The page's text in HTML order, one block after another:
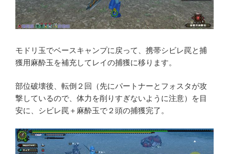
モドリ玉でベースキャンプに戻って、携帯シビレ罠と捕
獲用麻酔玉を補充してレイの捕獲に移ります。
部位破壊後、転倒２回（先にパートナーとフォスタが攻
撃しているので、体力を削りすぎないように注意）を目
安に、シビレ罠＋麻酔玉で２頭の捕獲完了。